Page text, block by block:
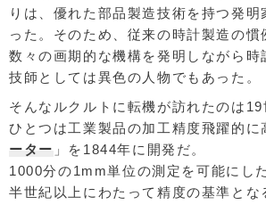
りは、優れた部品製造技術を持つ発明
った。そのため、従来の時計製造の慣
数々の画期的な機構を発明しながら時
技師としては異色の人物でもあった。
そんなルクルトに転機が訪れたのは19
ひとつは工業製品の加工精度飛躍的に
ーター 」を1844年に開発だ。
1000分の1mm単位の測定を可能にし
半世紀以上にわたって精度の基準とな